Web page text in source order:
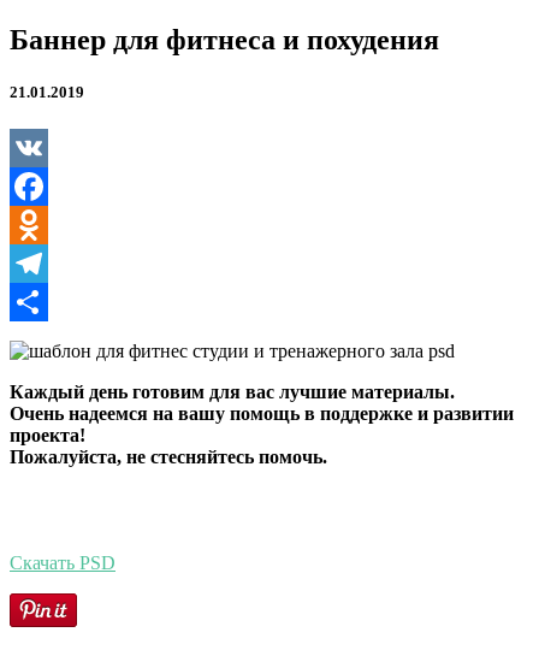
Баннер
для
и
Баннер для фитнеса и похудения
21.01.2019
VK
Facebook
Odnoklassniki
Telegram
Отправить
Каждый день готовим для вас лучшие материалы.
Очень надеемся на вашу помощь в поддержке и развитии
проекта!
Пожалуйста, не стесняйтесь помочь.
Скачать PSD